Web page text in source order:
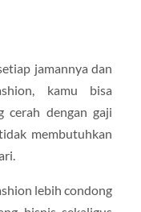
jamannya dan
kamu bisa
cerah dengan gaji
membutuhkan
lebih condong